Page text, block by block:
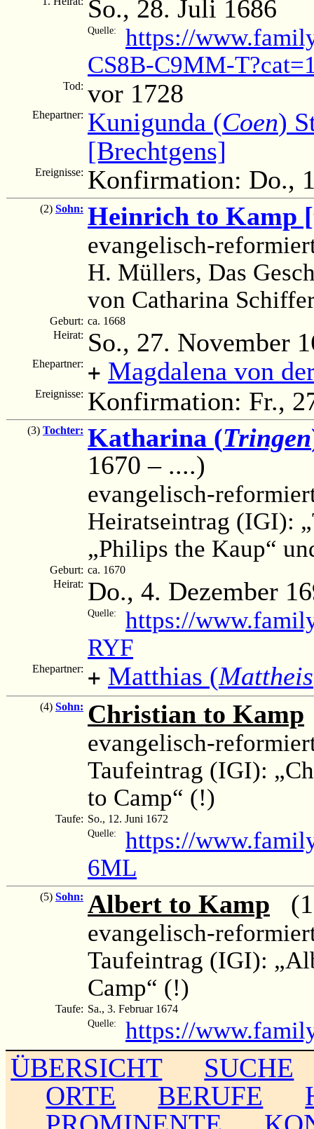
So., 28. Juli 1686
Quelle:
https://
CS8B-C9MM-
Tod: vor 1728
Ehepartner: Kunigunda (Coen)
[Brechtgens]
Ereignisse: Konfirmation: Do.,
(2) Sohn: Heinrich to Kamp
evangelisch-
H. Müllers, Das
von Catharina
Geburt: ca. 1668
Heirat: So., 27. November
Ehepartner: + Magdalena von
Ereignisse: Konfirmation: Fr.,
(3) Tochter: Katharina (Tringen
1670 – ....)
evangelisch-
Heiratseintrag (IGI):
„Philips the Kaup“
Geburt: ca. 1670
Heirat: Do., 4. Dezember
Quelle:
https://
RYF
Ehepartner: + Matthias (Mattheis
(4) Sohn: Christian to Kamp
evangelisch-
Taufeintrag (IGI):
to Camp“ (!)
Taufe: So., 12. Juni 1672
Quelle:
https://
6ML
(5) Sohn: Albert to Kamp
evangelisch-
Taufeintrag (IGI):
Camp“ (!)
Taufe: Sa., 3. Februar 1674
Quelle: https://
ÜBERSICHT
SUCHE
ORTE
BERUFE